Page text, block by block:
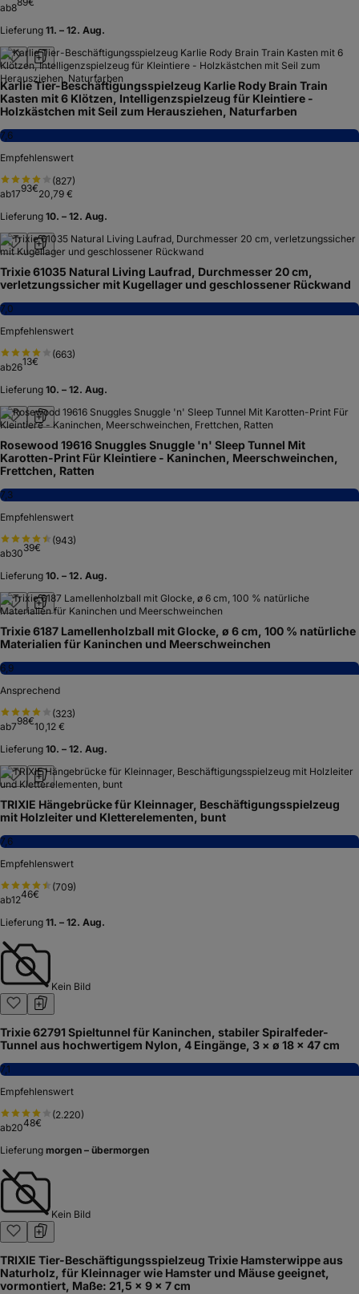
ab8
Lieferung 11. – 12. Aug.
Karlie Tier-Beschäftigungsspielzeug Karlie Rody Brain Train
Kasten mit 6 Klötzen, Intelligenzspielzeug für Kleintiere -
Holzkästchen mit Seil zum Herausziehen, Naturfarben
7,6
Empfehlenswert
(827)
ab1793€20,79 €
Lieferung 10. – 12. Aug.
Trixie 61035 Natural Living Laufrad, Durchmesser 20 cm,
verletzungssicher mit Kugellager und geschlossener Rückwand
7,0
Empfehlenswert
(663)
ab2613€
Lieferung 10. – 12. Aug.
Rosewood 19616 Snuggles Snuggle 'n' Sleep Tunnel Mit
Karotten-Print Für Kleintiere - Kaninchen, Meerschweinchen,
Frettchen, Ratten
7,3
Empfehlenswert
(943)
ab3039€
Lieferung 10. – 12. Aug.
Trixie 6187 Lamellenholzball mit Glocke, ø 6 cm, 100 % natürliche
Materialien für Kaninchen und Meerschweinchen
6,9
Ansprechend
(323)
ab798€10,12 €
Lieferung 10. – 12. Aug.
TRIXIE Hängebrücke für Kleinnager, Beschäftigungsspielzeug
mit Holzleiter und Kletterelementen, bunt
7,6
Empfehlenswert
(709)
ab1246€
Lieferung 11. – 12. Aug.
Kein Bild
Trixie 62791 Spieltunnel für Kaninchen, stabiler Spiralfeder-
Tunnel aus hochwertigem Nylon, 4 Eingänge, 3 × ø 18 × 47 cm
7,1
Empfehlenswert
(2.220)
ab2048€
Lieferung morgen – übermorgen
Kein Bild
TRIXIE Tier-Beschäftigungsspielzeug Trixie Hamsterwippe aus
Naturholz, für Kleinnager wie Hamster und Mäuse geeignet,
vormontiert, Maße: 21,5 x 9 x 7 cm